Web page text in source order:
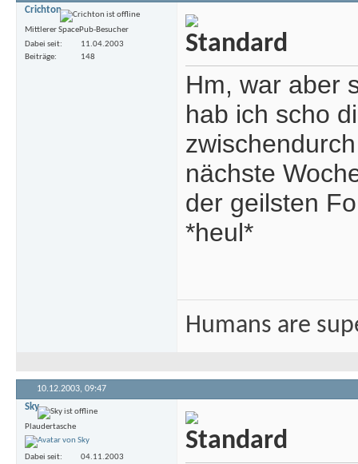
Crichton
Mittlerer SpacePub-Besucher
Dabei seit
11.04.2003
Beiträge
148
Hm, war aber
hab ich scho
nächste
der geilsten
*heul*
Humans are
10.12.2003, 09:47
Sky
Plaudertasche
Dabei seit
04.11.2003